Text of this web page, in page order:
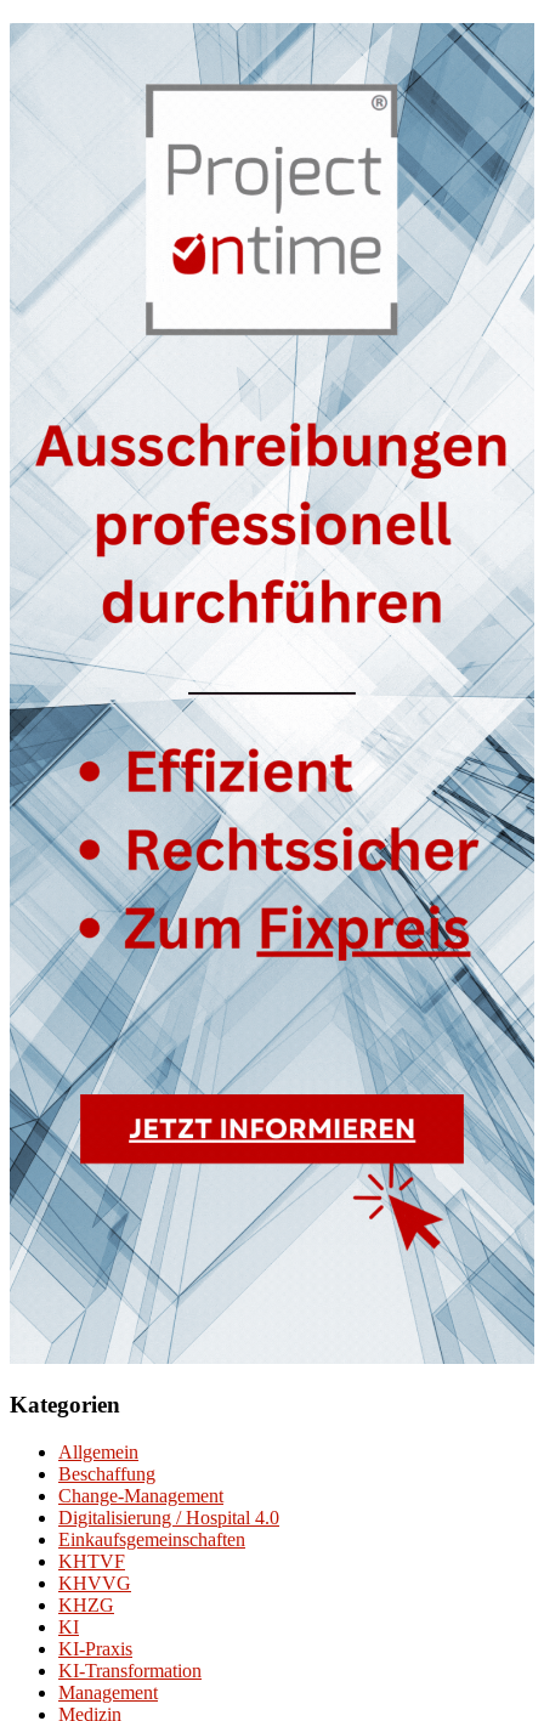
Kategorien
Allgemein
Beschaffung
Change-Management
Digitalisierung / Hospital 4.0
Einkaufsgemeinschaften
KHTVF
KHVVG
KHZG
KI
KI-Praxis
KI-Transformation
Management
Medizin